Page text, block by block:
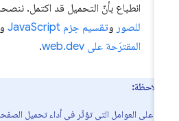
انطباع بأنّ التحميل قد اكتمل. ننصحك
للصوروتقسيم حِزم JavaScript و
المقترَحة على web.dev
.
ملاحظة:
على العوامل التي تؤثّر في أداء تحميل الصفحة: